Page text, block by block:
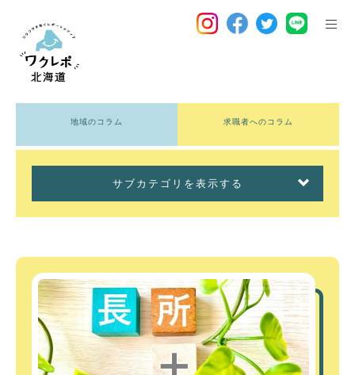
地域のコラム
サブカテゴリを表示する
求職者へのコラム
サブカテゴリを表示する